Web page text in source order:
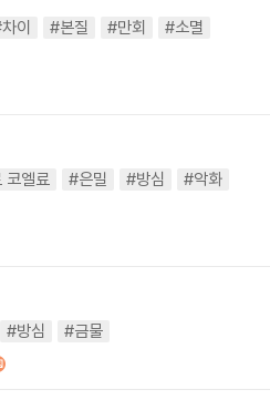
이 #본질 #만회
#소멸
코엘료 #은밀 #방심
#악화
#방심 #금물